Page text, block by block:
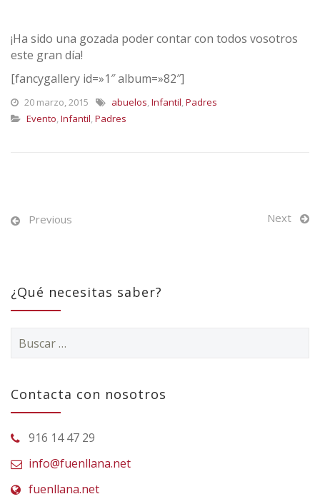
¡Ha sido una gozada poder contar con todos vosotros
este gran día!
[fancygallery id=»1″ album=»82″]
20 marzo, 2015 abuelos, Infantil, Padres
Evento, Infantil, Padres
Previous Next
¿Qué necesitas saber?
Contacta con nosotros
916 14 47 29
info@fuenllana.net
fuenllana.net